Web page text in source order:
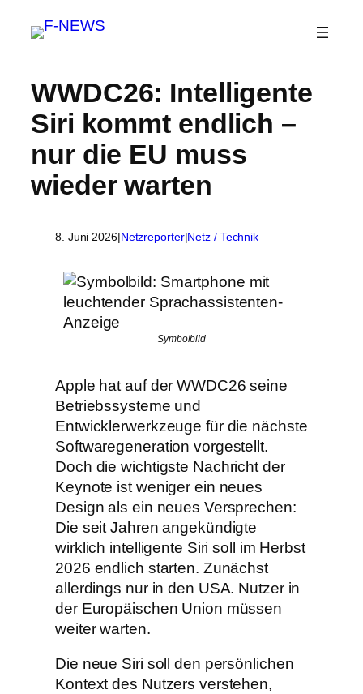
WWDC26: Intelligente
Siri kommt endlich –
nur die EU muss
wieder warten
8. Juni 2026|Netzreporter|Netz / Technik
Symbolbild
Apple hat auf der WWDC26 seine
Betriebssysteme und
Entwicklerwerkzeuge für die nächste
Softwaregeneration vorgestellt.
Doch die wichtigste Nachricht der
Keynote ist weniger ein neues
Design als ein neues Versprechen:
Die seit Jahren angekündigte
wirklich intelligente Siri soll im Herbst
2026 endlich starten. Zunächst
allerdings nur in den USA. Nutzer in
der Europäischen Union müssen
weiter warten.
Die neue Siri soll den persönlichen
Kontext des Nutzers verstehen,